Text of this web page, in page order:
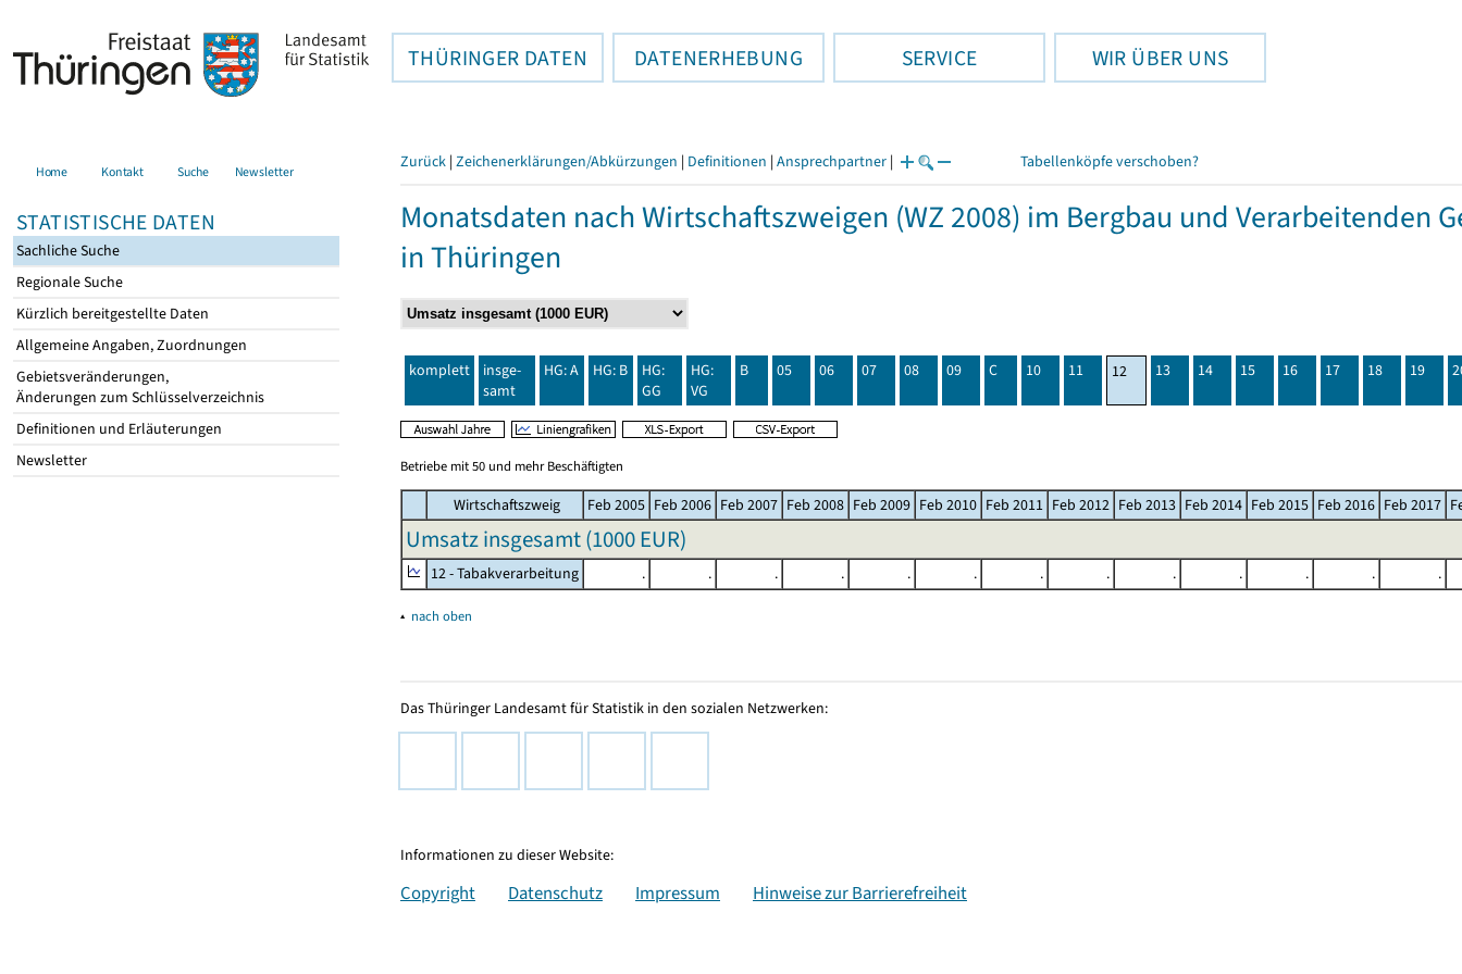
THÜRINGER DATEN DATENERHEBUNG SERVICE WIR ÜBER UNS
Home Kontakt Suche Newsletter
STATISTISCHE DATEN
Sachliche Suche
Regionale Suche
Kürzlich bereitgestellte Daten
Allgemeine Angaben, Zuordnungen
Gebietsveränderungen,
Änderungen zum Schlüsselverzeichnis
Definitionen und Erläuterungen
Newsletter
Zurück | Zeichenerklärungen/Abkürzungen | Definitionen | Ansprechpartner | Tabellenköpfe verschoben?
Monatsdaten nach Wirtschaftszweigen (WZ 2008) im Bergbau und Verarbeitenden
in Thüringen
komplett
insge-
samt
HG: A HG: B
HG:
GG
HG:
VG
B 05 06 07 08 09 C 10 11 12 13 14 15 16 17 18 19
Betriebe mit 50 und mehr Beschäftigten
Wirtschaftszweig Feb 2005 Feb 2006 Feb 2007 Feb 2008 Feb 2009 Feb 2010 Feb 2011 Feb 2012 Feb 2013 Feb 2014 Feb 2015 Feb 2016 Feb 2017
Umsatz insgesamt (1000 EUR)
12 - Tabakverarbeitung . . . . . . . . . . . . .
▴ nach oben
Das Thüringer Landesamt für Statistik in den sozialen Netzwerken:
Informationen zu dieser Website:
Copyright Datenschutz Impressum Hinweise zur Barrierefreiheit